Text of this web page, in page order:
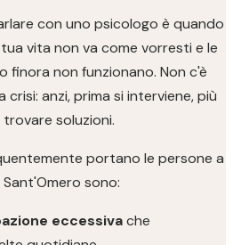
con uno psicologo è quando
vita non va come vorresti e le
finora non funzionano. Non c'è
anzi, prima si interviene, più
soluzioni.
portano le persone a
sono:
eccessivache